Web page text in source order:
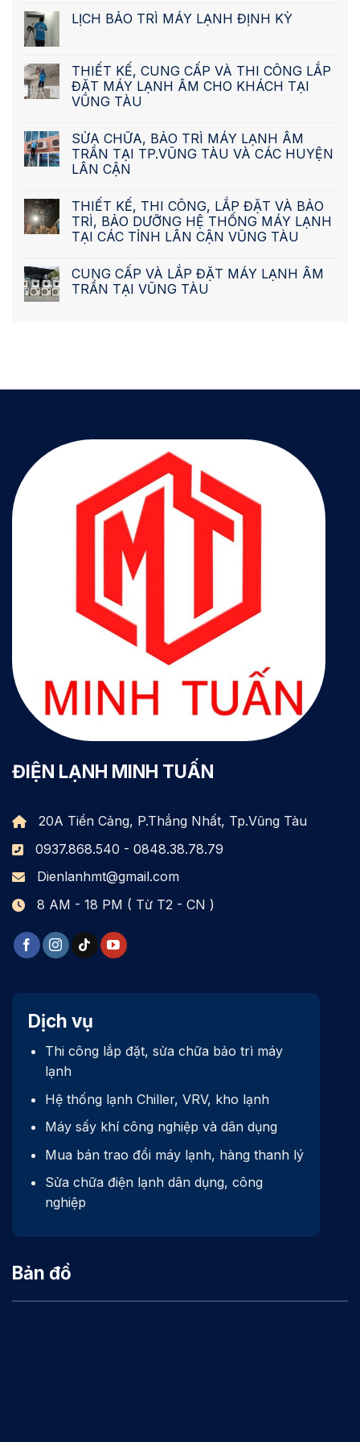
LỊCH BẢO TRÌ MÁY LẠNH ĐỊNH KỲ
THIẾT KẾ, CUNG CẤP VÀ THI CÔNG LẮP
ĐẶT MÁY LẠNH ÂM CHO KHÁCH TẠI
VŨNG TÀU
SỬA CHỮA, BẢO TRÌ MÁY LẠNH ÂM
TRẦN TẠI TP.VŨNG TÀU VÀ CÁC HUYỆN
LÂN CẬN
THIẾT KẾ, THI CÔNG, LẮP ĐẶT VÀ BẢO
TRÌ, BẢO DƯỠNG HỆ THỐNG MÁY LẠNH
TẠI CÁC TỈNH LÂN CẬN VŨNG TÀU
CUNG CẤP VÀ LẮP ĐẶT MÁY LẠNH ÂM
TRẦN TẠI VŨNG TÀU
ĐIỆN LẠNH MINH TUẤN
20A Tiền Cảng, P.Thắng Nhất, Tp.Vũng Tàu
0937.868.540 - 0848.38.78.79
Dienlanhmt@gmail.com
8 AM - 18 PM ( Từ T2 - CN )
Dịch vụ
Thi công lắp đặt, sửa chữa bảo trì máy
lạnh
Hệ thống lạnh Chiller, VRV, kho lạnh
Máy sấy khí công nghiệp và dân dụng
Mua bán trao đổi máy lạnh, hàng thanh lý
Sửa chữa điện lạnh dân dụng, công
nghiệp
Bản đồ